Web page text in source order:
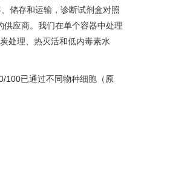
储存和运输，诊断试剂盒对照
应商。我们在单个容器中处理
处理、热灭活和低内毒素水
100已通过不同物种细胞（原